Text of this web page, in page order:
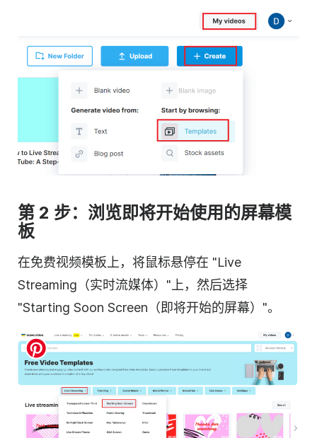
第 2 步：浏览即将开始使用的屏幕模
板
在免费视频模板上，将鼠标悬停在 "Live
Streaming（实时流媒体）"上，然后选择
"Starting Soon Screen（即将开始的屏幕）"。